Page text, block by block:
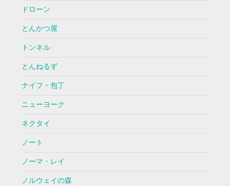
ドローン
とんかつ屋
トンネル
とんねるず
ナイフ・包丁
ニューヨーク
ネクタイ
ノート
ノーマ・レイ
ノルウェイの森